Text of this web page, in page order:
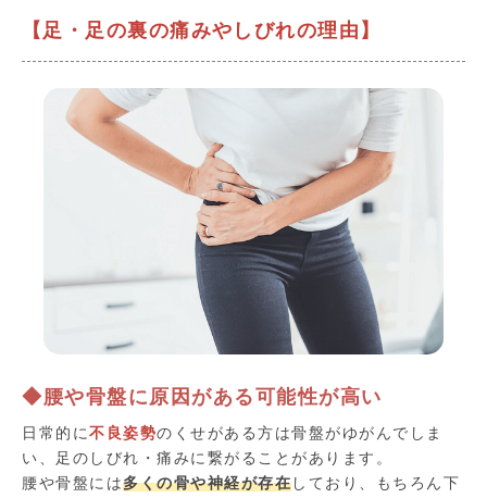
【足・足の裏の痛みやしびれの理由】
◆腰や骨盤に原因がある可能性が高い
日常的に不良姿勢のくせがある方は骨盤がゆがんでしま
い、足のしびれ・痛みに繋がることがあります。
腰や骨盤には多くの骨や神経が存在しており、もちろん下